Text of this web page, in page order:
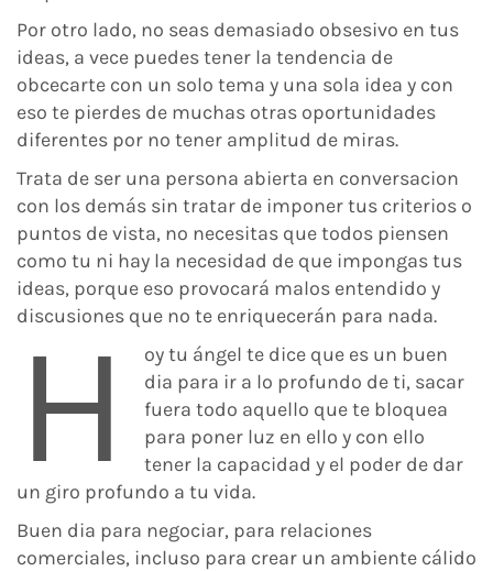
Por otro lado, no seas demasiado obsesivo en tus
ideas, a vece puedes tener la tendencia de
obcecarte con un solo tema y una sola idea y con
eso te pierdes de muchas otras oportunidades
diferentes por no tener amplitud de miras.
Trata de ser una persona abierta en conversacion
con los demás sin tratar de imponer tus criterios o
puntos de vista, no necesitas que todos piensen
como tu ni hay la necesidad de que impongas tus
ideas, porque eso provocará malos entendido y
discusiones que no te enriquecerán para nada.
H
oy tu ángel te dice que es un buen
dia para ir a lo profundo de ti, sacar
fuera todo aquello que te bloquea
para poner luz en ello y con ello
tener la capacidad y el poder de dar
un giro profundo a tu vida.
Buen dia para negociar, para relaciones
comerciales, incluso para crear un ambiente cálido